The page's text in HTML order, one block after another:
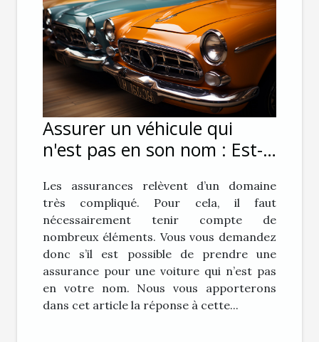
Assurer un véhicule qui
n'est pas en son nom : Est-
Les assurances relèvent d’un domaine
très compliqué. Pour cela, il faut
nécessairement tenir compte de
nombreux éléments. Vous vous demandez
donc s’il est possible de prendre une
assurance pour une voiture qui n’est pas
en votre nom. Nous vous apporterons
dans cet article la réponse à cette...